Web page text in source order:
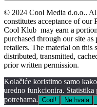
© 2024 Cool Media d.o.o..
constitutes acceptance of our
Cool Klub may earn a
purchased through our site
retailers. The material on this
distributed, transmitted,
prior written permission.
Kolačiće koristimo samo
uredno funkcionira.
potrebama. Cool! Ne hvala